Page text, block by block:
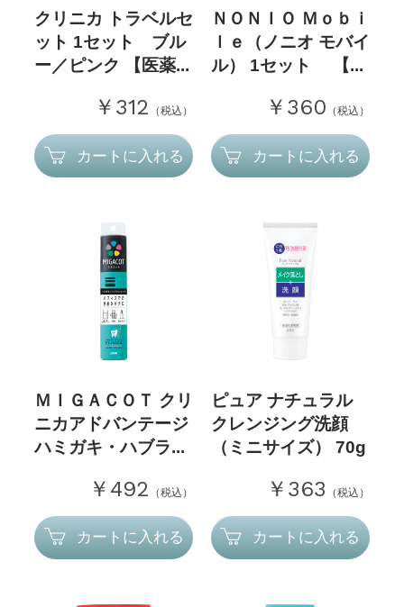
クリニカ トラベルセ
ット 1セット ブル
ー／ピンク 【医薬...
￥312 （税込）
カートに入れる
ＮＯＮＩＯ Ｍｏｂｉ
ｌｅ（ノニオ モバイ
ル） 1セット 【...
￥360 （税込）
カートに入れる
ＭＩＧＡＣＯＴ クリ
ニカアドバンテージ
ハミガキ・ハブラ...
￥492 （税込）
カートに入れる
ピュア ナチュラル
クレンジング洗顔
（ミニサイズ） 70g
￥363 （税込）
カートに入れる